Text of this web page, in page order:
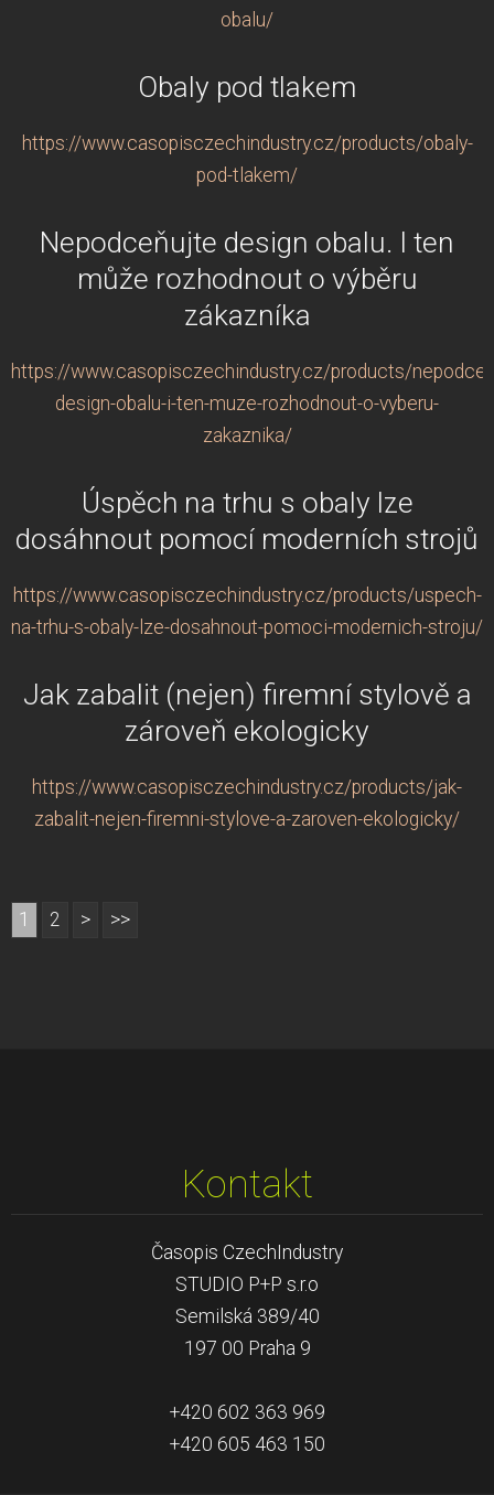
obalu/
Obaly pod tlakem
https://www.casopisczechindustry.cz/products/obaly-
pod-tlakem/
Nepodceňujte design obalu. I ten
může rozhodnout o výběru
zákazníka
https://www.casopisczechindustry.cz/products/
design-obalu-i-ten-muze-rozhodnout-o-vyberu-
zakaznika/
Úspěch na trhu s obaly lze
dosáhnout pomocí moderních strojů
https://www.casopisczechindustry.cz/products/uspech-
na-trhu-s-obaly-lze-dosahnout-pomoci-modernich-stroju/
Jak zabalit (nejen) firemní stylově a
zároveň ekologicky
https://www.casopisczechindustry.cz/products/jak-
zabalit-nejen-firemni-stylove-a-zaroven-ekologicky/
1 2 > >>
Kontakt
Časopis CzechIndustry
STUDIO P+P s.r.o
Semilská 389/40
197 00 Praha 9
+420 602 363 969
+420 605 463 150